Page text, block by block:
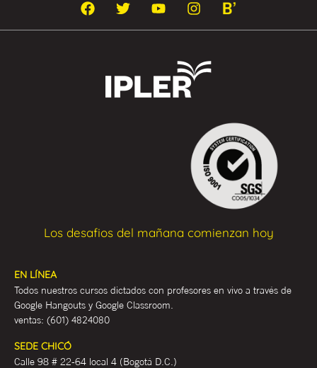
Los desafios del mañana comienzan hoy
EN LÍNEA
Todos nuestros cursos dictados con profesores en vivo a través de
Google Hangouts y Google Classroom.
ventas: (601) 4824080
SEDE CHICÓ
Calle 98 # 22-64 local 4 (Bogotá D.C.)